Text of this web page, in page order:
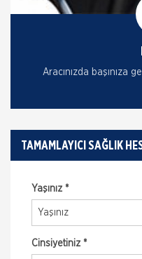
Aracınızda başınıza
TAMAMLAYICI SAĞLIK
Yaşınız *
Yaşınız
Cinsiyetiniz *